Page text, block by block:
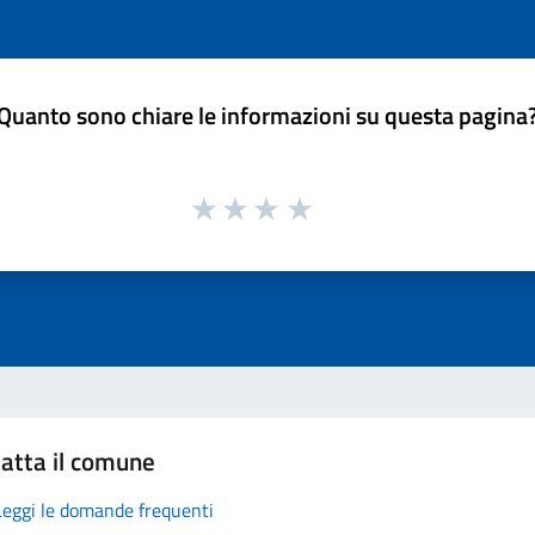
sono chiare le informazioni su questa
il comune
le domande frequenti